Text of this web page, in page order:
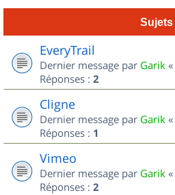
Sujets
EveryTrail
Dernier message par Garik «
Réponses : 2
Cligne
Dernier message par Garik «
Réponses : 1
Vimeo
Dernier message par Garik «
Réponses : 2